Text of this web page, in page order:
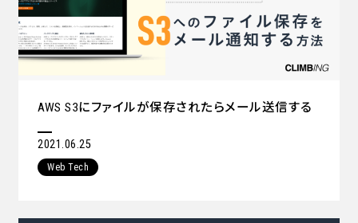
AWS S3にファイルが保存されたらメール送信する
2021.06.25
Web Tech